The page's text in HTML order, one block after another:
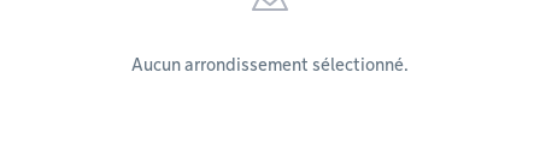
Aucun arrondissement sélectionné.